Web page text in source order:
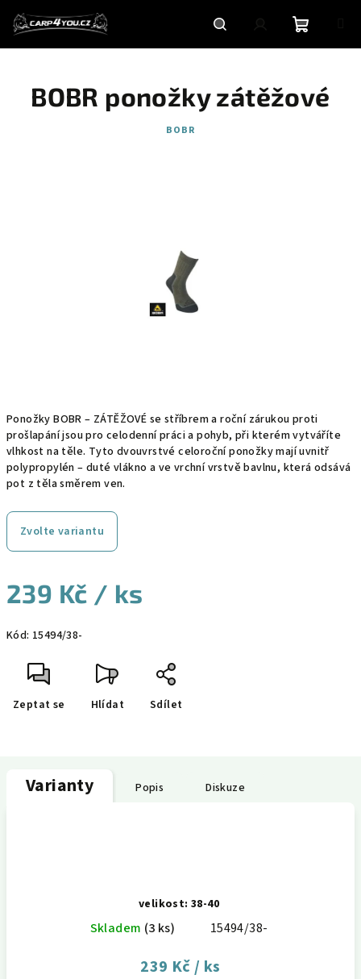
obsah
HledatPřihlášeníNákupní
košík
Ponožky BOBR – ZÁTĚŽOVÉ se stříbrem a roční zárukou proti
prošlapání jsou pro celodenní práci a pohyb, při kterém vytváříte
vlhkost na těle. Tyto dvouvrstvé celoroční ponožky mají uvnitř
polypropylén – duté vlákno a ve vrchní vrstvě bavlnu, která odsává
pot z těla směrem ven.
Zvolte variantu
239 Kč / ks
cena:
Kód: 15494/38-
Zeptat se Hlídat Sdílet
BOBR ponožky zátěžové
BOBR
Varianty Popis Diskuze
velikost: 38-40
Skladem (3 ks) 15494/38-
239 Kč/ ks